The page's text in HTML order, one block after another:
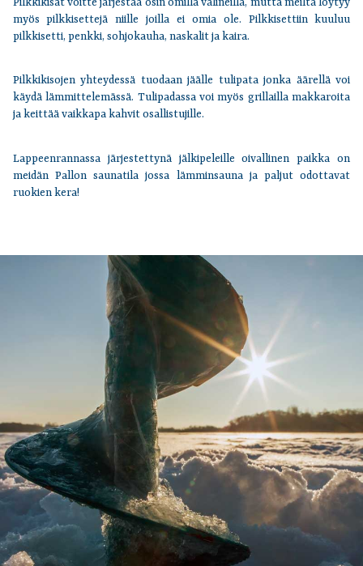
Pilkkikisat voitte järjestää osin omilla välineillä, mutta meiltä löytyy
myös pilkkisettejä niille joilla ei omia ole. Pilkkisettiin kuuluu
pilkkisetti, penkki, sohjokauha, naskalit ja kaira.
Pilkkikisojen yhteydessä tuodaan jäälle tulipata jonka äärellä voi
käydä lämmittelemässä. Tulipadassa voi myös grillailla makkaroita
ja keittää vaikkapa kahvit osallistujille.
Lappeenrannassa järjestettynä jälkipeleille oivallinen paikka on
meidän Pallon saunatila jossa lämminsauna ja paljut odottavat
ruokien kera!